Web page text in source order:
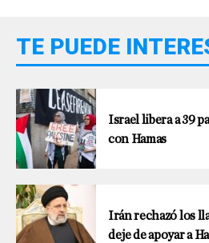
TE PUEDE
Israel libera a 39
con Hamas
Irán rechazó los
deje de apoyar a